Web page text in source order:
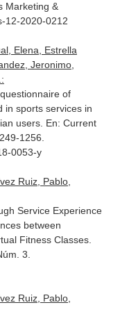
Marketing &
12-2020-0212
Elena, Estrella
Jeronimo,
of
in sports services in
users. En: Current
1256.
0053-y
Ruiz, Pablo,
Service Experience
between
Fitness Classes.
3.
Ruiz, Pablo,